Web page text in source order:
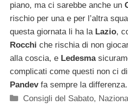
piano, ma ci sarebbe anche un
rischio per una e per l’altra
questa giornata li ha la Lazio,
Rocchi che rischia di non
alla coscia, e Ledesma
complicati come questi non ci
Pandev fa sempre la differenza.
Categorie
Consigli del Sabato,